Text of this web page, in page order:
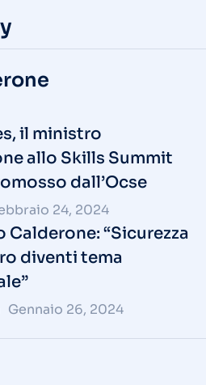
il ministro
allo Skills Summit
dall’Ocse
24, 2024
Calderone: “Sicurezza
diventi tema
Gennaio 26, 2024